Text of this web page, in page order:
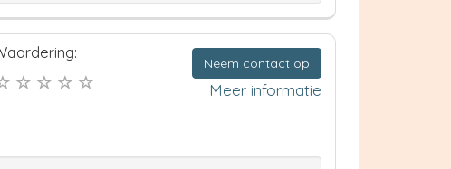
Neem contact op
Meer informatie